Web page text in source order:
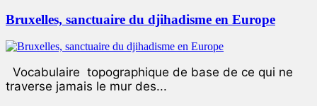
Bruxelles, sanctuaire du djihadisme en Europe
Vocabulaire topographique de base de ce qui ne
traverse jamais le mur des...